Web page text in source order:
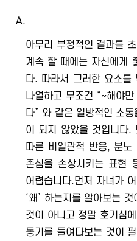
A.
아무리 부정적인 결과를
계속 할 때에는 자신에게
다. 따라서 그러한 요소를
나열하고 무조건 “~해야
다” 와 같은 일방적인 소
이 되지 않았을 것입니다.
따른 비일관적 반응, 분
존심을 손상시키는 표현
어렵습니다.먼저 자녀가
‘왜’ 하는지를 알아보는
것이 아니고 정말 호기심
동기를 들여다보는 것이